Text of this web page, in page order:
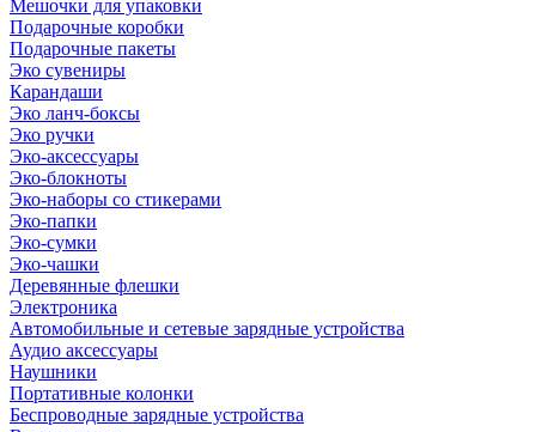
Мешочки для упаковки
Подарочные коробки
Подарочные пакеты
Эко сувениры
Карандаши
Эко ланч-боксы
Эко ручки
Эко-аксессуары
Эко-блокноты
Эко-наборы со стикерами
Эко-папки
Эко-сумки
Эко-чашки
Деревянные флешки
Электроника
Автомобильные и сетевые зарядные устройства
Аудио аксессуары
Наушники
Портативные колонки
Беспроводные зарядные устройства